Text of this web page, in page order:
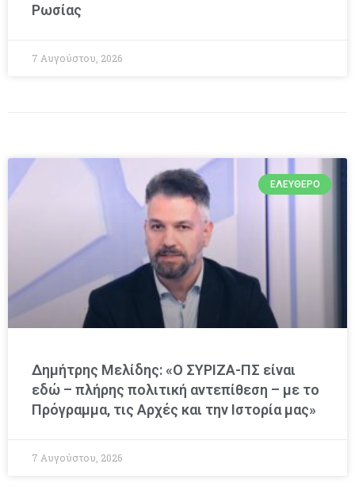
Ρωσίας
7 Αυγούστου, 2026
ΕΛΕΎΘΕΡΟ
Δημήτρης Μελίδης: «Ο ΣΥΡΙΖΑ-ΠΣ είναι
εδώ – πλήρης πολιτική αντεπίθεση – με το
Πρόγραμμα, τις Αρχές και την Ιστορία μας»
7 Αυγούστου, 2026